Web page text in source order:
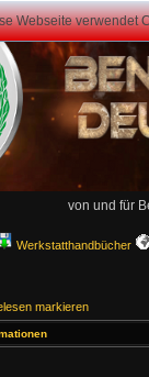
Webseite verwendet
von und für
Werkstatthandbücher
markieren